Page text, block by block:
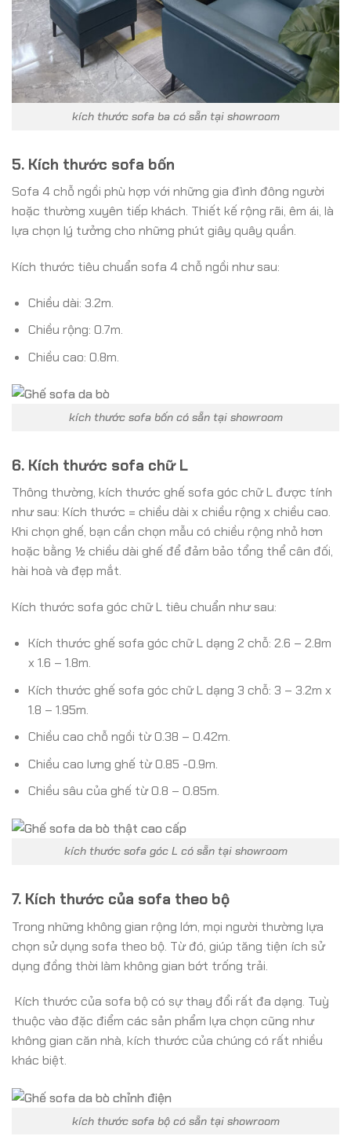
kích thước sofa ba có sẵn tại showroom
5. Kích thước sofa bốn
Sofa 4 chỗ ngồi phù hợp với những gia đình đông người
hoặc thường xuyên tiếp khách. Thiết kế rộng rãi, êm ái, là
lựa chọn lý tưởng cho những phút giây quây quần.
Kích thước tiêu chuẩn sofa 4 chỗ ngồi như sau:
Chiều dài: 3.2m.
Chiều rộng: 0.7m.
Chiều cao: 0.8m.
kích thước sofa bốn có sẵn tại showroom
6. Kích thước sofa chữ L
Thông thường, kích thước ghế sofa góc chữ L được tính
như sau: Kích thước = chiều dài x chiều rộng x chiều cao.
Khi chọn ghế, bạn cần chọn mẫu có chiều rộng nhỏ hơn
hoặc bằng ½ chiều dài ghế để đảm bảo tổng thể cân đối,
hài hoà và đẹp mắt.
Kích thước sofa góc chữ L tiêu chuẩn như sau:
Kích thước ghế sofa góc chữ L dạng 2 chỗ: 2.6 – 2.8m
x 1.6 – 1.8m.
Kích thước ghế sofa góc chữ L dạng 3 chỗ: 3 – 3.2m x
1.8 – 1.95m.
Chiều cao chỗ ngồi từ 0.38 – 0.42m.
Chiều cao lưng ghế từ 0.85 -0.9m.
Chiều sâu của ghế từ 0.8 – 0.85m.
kích thước sofa góc L có sẵn tại showroom
7. Kích thước của sofa theo bộ
Trong những không gian rộng lớn, mọi người thường lựa
chọn sử dụng sofa theo bộ. Từ đó, giúp tăng tiện ích sử
dụng đồng thời làm không gian bớt trống trải.
Kích thước của sofa bộ có sự thay đổi rất đa dạng. Tuỳ
thuộc vào đặc điểm các sản phẩm lựa chọn cũng như
không gian căn nhà, kích thước của chúng có rất nhiều
khác biệt.
kích thước sofa bộ có sẵn tại showroom